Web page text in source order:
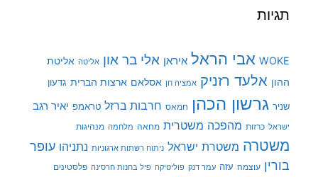
תגיות
WOKE אבי הראל איראן אלי בר און אליטה אליטת
ההון אלעד רזניק אמציה חן אסלאם ארצות הברית גדעון
שניר גרשון הכהן חמאס חרבות ברזל טראמפ יאיר רגב
ישראל כרזות מהפכה משטרית מחאה מלחמה מנהיגות
משטרה משטרת ישראל ניתוח רשתות ארגוניות נתניהו עופר
בורין עוצמה עזה עמר דנק פוליטיקה פיל בחנות חרסינה פלסטינים